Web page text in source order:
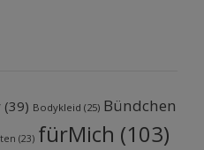
(39) Bodykleid (25) Bündchen
(23) fürMich (103)